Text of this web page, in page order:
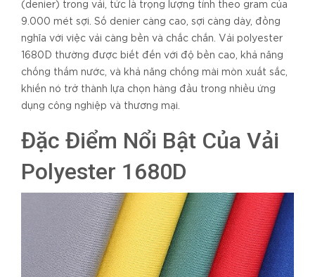
(denier) trong vải, tức là trọng lượng tính theo gram của
9.000 mét sợi. Số denier càng cao, sợi càng dày, đồng
nghĩa với việc vải càng bền và chắc chắn. Vải polyester
1680D thường được biết đến với độ bền cao, khả năng
chống thấm nước, và khả năng chống mài mòn xuất sắc,
khiến nó trở thành lựa chọn hàng đầu trong nhiều ứng
dụng công nghiệp và thương mại.
Đặc Điểm Nổi Bật Của Vải
Polyester 1680D